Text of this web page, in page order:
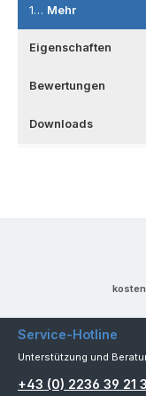
1… Mehr
Eigenschaften
Bewertungen
Downloads
Service-Hotline
Unterstützung und
+43 (0) 2236 39 21